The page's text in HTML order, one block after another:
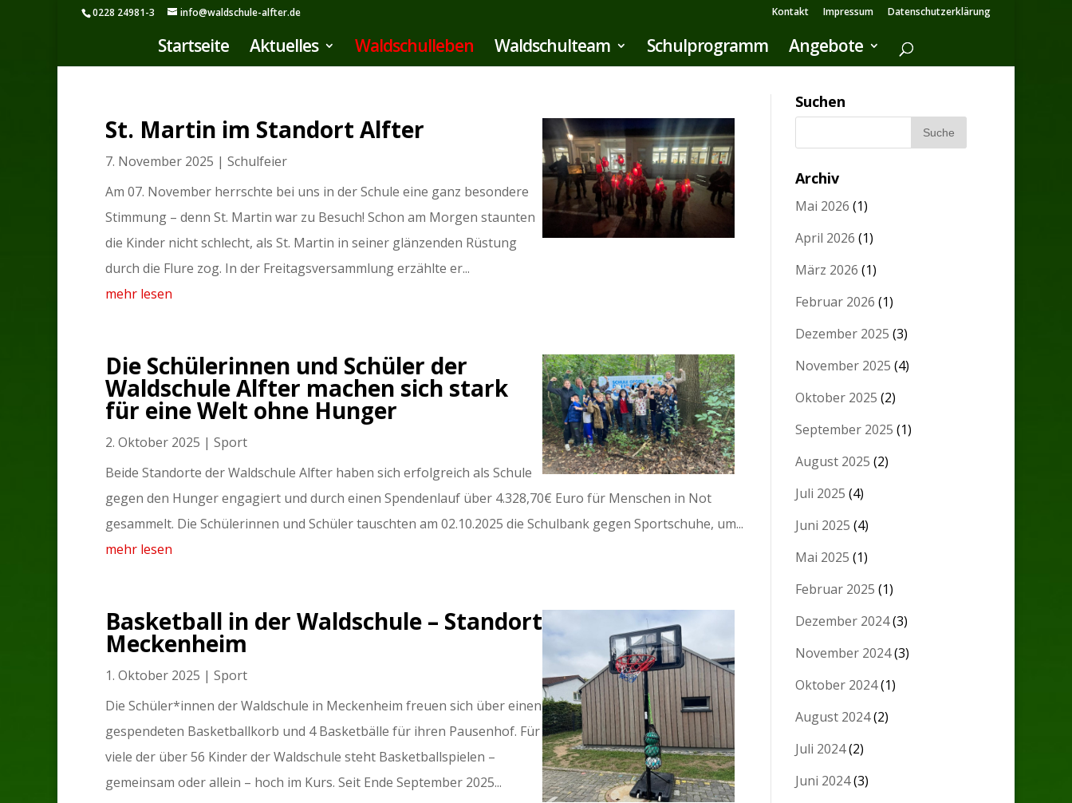
0228 24981-3 info@waldschule-alfter.de Kontakt Impressum Datenschutzerklärung
Startseite Aktuelles Waldschulleben Waldschulteam Schulprogramm Angebote
St. Martin im Standort Alfter
7. November 2025 | Schulfeier
Am 07. November herrschte bei uns in der Schule eine ganz besondere
Stimmung – denn St. Martin war zu Besuch! Schon am Morgen staunten
die Kinder nicht schlecht, als St. Martin in seiner glänzenden Rüstung
durch die Flure zog. In der Freitagsversammlung erzählte er...
mehr lesen
Die Schülerinnen und Schüler der
Waldschule Alfter machen sich stark
für eine Welt ohne Hunger
2. Oktober 2025 | Sport
Beide Standorte der Waldschule Alfter haben sich erfolgreich als Schule
gegen den Hunger engagiert und durch einen Spendenlauf über 4.328,70€ Euro für Menschen in Not
gesammelt. Die Schülerinnen und Schüler tauschten am 02.10.2025 die Schulbank gegen Sportschuhe, um...
mehr lesen
Basketball in der Waldschule – Standort
Meckenheim
1. Oktober 2025 | Sport
Die Schüler*innen der Waldschule in Meckenheim freuen sich über einen
gespendeten Basketballkorb und 4 Basketbälle für ihren Pausenhof. Für
viele der über 56 Kinder der Waldschule steht Basketballspielen –
gemeinsam oder allein – hoch im Kurs. Seit Ende September 2025...
Suchen
Archiv
Mai 2026 (1)
April 2026 (1)
März 2026 (1)
Februar 2026 (1)
Dezember 2025 (3)
November 2025 (4)
Oktober 2025 (2)
September 2025 (1)
August 2025 (2)
Juli 2025 (4)
Juni 2025 (4)
Mai 2025 (1)
Februar 2025 (1)
Dezember 2024(3)
November 2024(3)
Oktober 2024(1)
August 2024(2)
Juli 2024(2)
Juni 2024(3)